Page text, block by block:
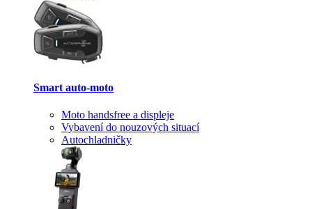
Smart auto-moto
Moto handsfree a displeje
Vybavení do nouzových situací
Autochladničky